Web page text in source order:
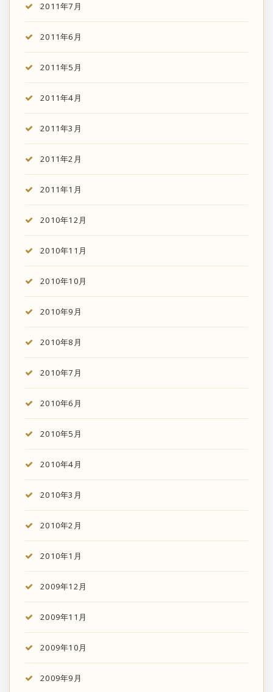
2011年7月
2011年6月
2011年5月
2011年4月
2011年3月
2011年2月
2011年1月
2010年12月
2010年11月
2010年10月
2010年9月
2010年8月
2010年7月
2010年6月
2010年5月
2010年4月
2010年3月
2010年2月
2010年1月
2009年12月
2009年11月
2009年10月
2009年9月